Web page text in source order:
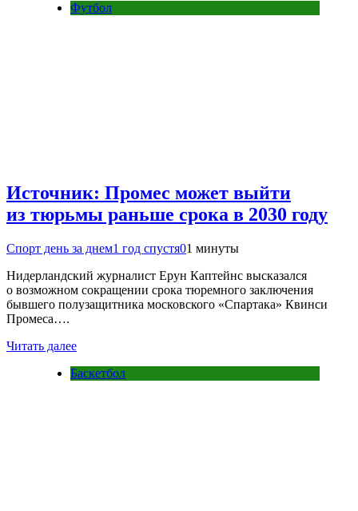
Футбол
Источник: Промес может выйти
из тюрьмы раньше срока в 2030 году
Спорт день за днем1 год спустя01 минуты
Нидерландский журналист Ерун Каптейнс высказался
о возможном сокращении срока тюремного заключения
бывшего полузащитника московского «Спартака» Квинси
Промеса….
Читать далее
Баскетбол